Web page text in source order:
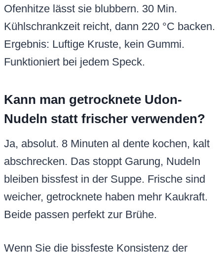
Ofenhitze lässt sie blubbern. 30 Min.
Kühlschrankzeit reicht, dann 220 °C backen.
Ergebnis: Luftige Kruste, kein Gummi.
Funktioniert bei jedem Speck.
Kann man getrocknete Udon-
Nudeln statt frischer verwenden?
Ja, absolut. 8 Minuten al dente kochen, kalt
abschrecken. Das stoppt Garung, Nudeln
bleiben bissfest in der Suppe. Frische sind
weicher, getrocknete haben mehr Kaukraft.
Beide passen perfekt zur Brühe.
Wenn Sie die bissfeste Konsistenz der